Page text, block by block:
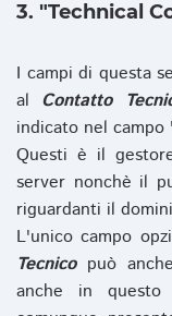
3. "Technical
I campi di questa
al Contatto
indicato nel campo
Questi è il
server nonchè il
riguardanti il
L'unico campo
Tecnicopuò
anche in questo